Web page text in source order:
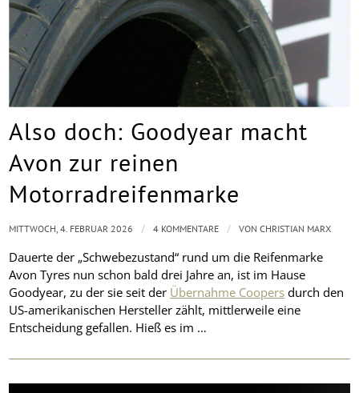
Also doch: Goodyear macht
Avon zur reinen
Motorradreifenmarke
Dauerte der „Schwebezustand“ rund um die Reifenmarke
Avon Tyres nun schon bald drei Jahre an, ist im Hause
Goodyear, zu der sie seit der Übernahme Coopers durch den
US-amerikanischen Hersteller zählt, mittlerweile eine
Entscheidung gefallen. Hieß es im …
MITTWOCH, 4. FEBRUAR 2026 / 4 KOMMENTARE / VONCHRISTIAN MARX